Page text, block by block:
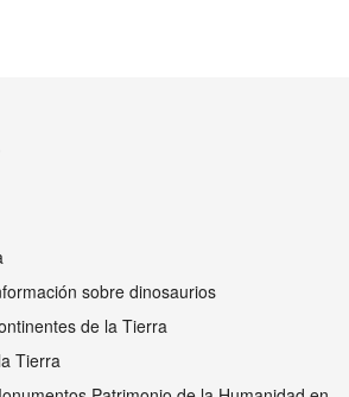
sobre dinosaurios
de la Tierra
Tierra